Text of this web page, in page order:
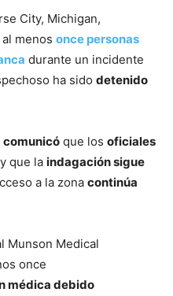
City, Michigan,
menos once personas
durante un incidente
ha sido detenido
comunicó que los oficiales
y que la indagación sigue
a la zona continúa
Munson Medical
once
médica debido